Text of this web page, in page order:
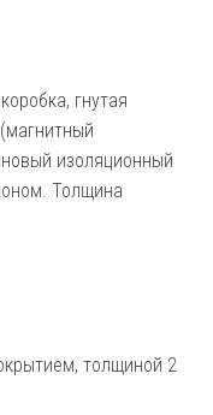
гнутая
изоляционный
Толщина
толщиной 2